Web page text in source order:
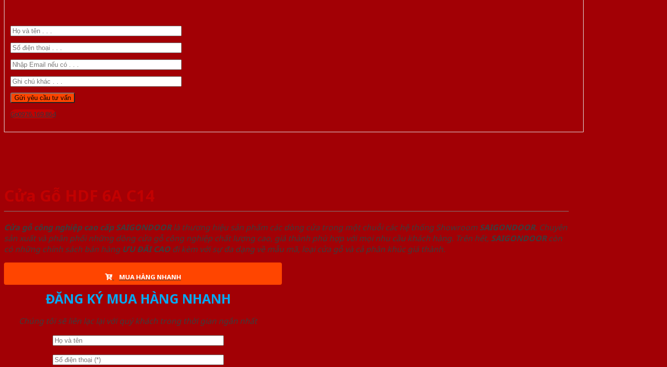
Gọi 0976.169.864
Cửa Gỗ HDF 6A C14
Cửa gỗ công nghiệp cao cấp SAIGONDOORlà thương hiệu sản phẩm các dòng cửa trong một chuỗi các hệ thống Showroom SAIGONDOOR. Chuyên
sản xuất và phân phối những dòng cửa gỗ công nghiệp chất lượng cao, giá thành phù hợp với mọi nhu cầu khách hàng. Trên hết, SAIGONDOORcòn
có những chính sách bán hàng ƯU ĐÃI CAOđi kèm với sự đa dạng về mẫu mã, loại cửa gỗ và cả phân khúc giá thành.
MUA HÀNG NHANH
ĐĂNG KÝ MUA HÀNG NHANH
Chúng tôi sẽ liên lạc lại với quý khách trong thời gian ngắn nhất